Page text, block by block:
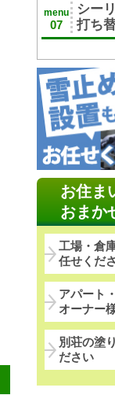
menu
07
シー
打ち
お住ま
おまか
工場・倉
任せくだ
アパート
オーナー
別荘の塗
ださい